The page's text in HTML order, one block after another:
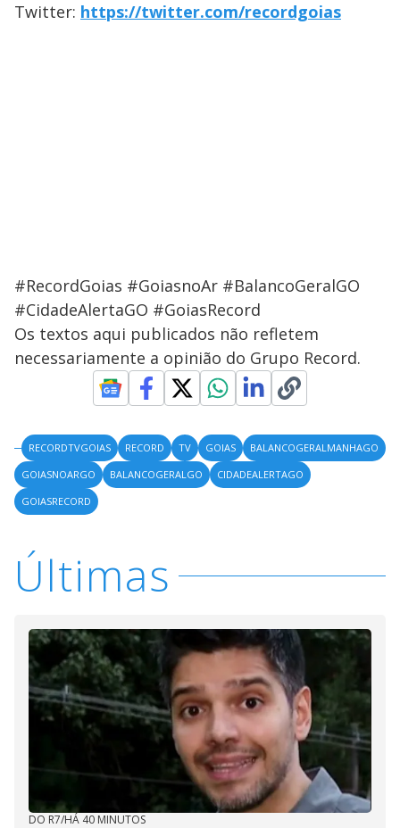
Twitter: https://twitter.com/recordgoias
#RecordGoias #GoiasnoAr #BalancoGeralGO
#CidadeAlertaGO #GoiasRecord
Os textos aqui publicados não refletem
necessariamente a opinião do Grupo Record.
RECORDTVGOIAS RECORD TV GOIAS
BALANCOGERALMANHAGO
GOIASNOARGO
BALANCOGERALGO
CIDADEALERTAGO
GOIASRECORD
Últimas
DO R7/HÁ 40 MINUTOS